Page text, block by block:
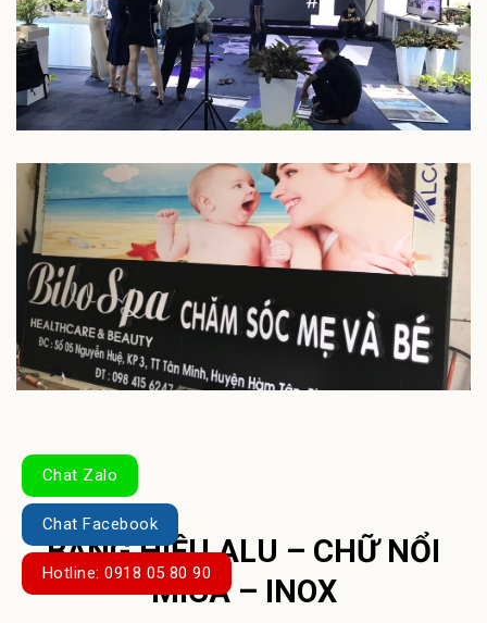
BẢNG HIỆU ALU – CHỮ NỔI
MICA – INOX
Chat Zalo
Chat Facebook
Hotline: 0918 05 80 90